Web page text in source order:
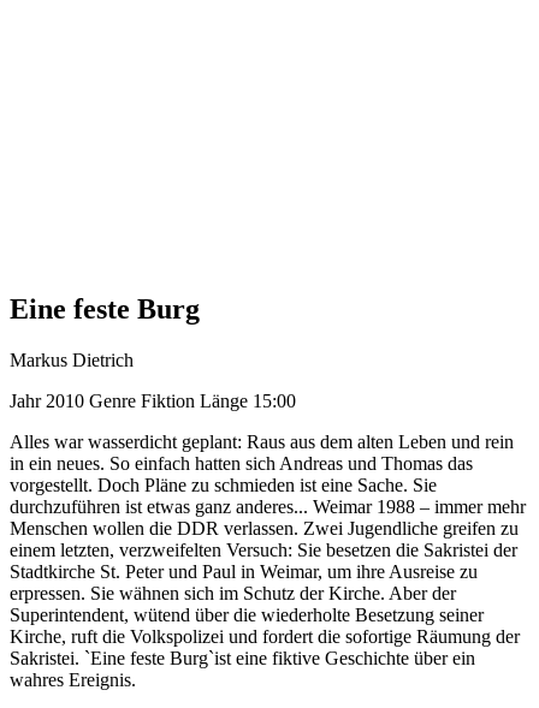
Eine feste Burg
Markus Dietrich
Jahr2010 Genre Fiktion Länge 15:00
Alles war wasserdicht geplant: Raus aus dem alten Leben und rein
in ein neues. So einfach hatten sich Andreas und Thomas das
vorgestellt. Doch Pläne zu schmieden ist eine Sache. Sie
durchzuführen ist etwas ganz anderes... Weimar 1988 – immer mehr
Menschen wollen die DDR verlassen. Zwei Jugendliche greifen zu
einem letzten, verzweifelten Versuch: Sie besetzen die Sakristei der
Stadtkirche St. Peter und Paul in Weimar, um ihre Ausreise zu
erpressen. Sie wähnen sich im Schutz der Kirche. Aber der
Superintendent, wütend über die wiederholte Besetzung seiner
Kirche, ruft die Volkspolizei und fordert die sofortige Räumung der
Sakristei. `Eine feste Burg`ist eine fiktive Geschichte über ein
wahres Ereignis.